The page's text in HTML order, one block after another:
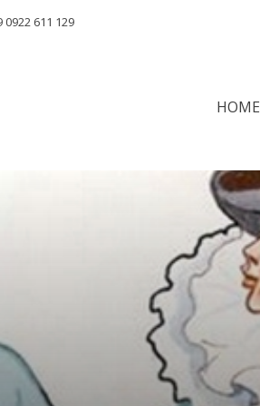
0922 611 129
HOME